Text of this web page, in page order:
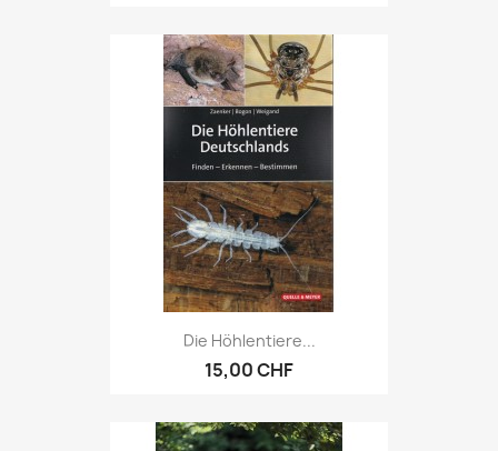
Die Höhlentiere...
15,00 CHF